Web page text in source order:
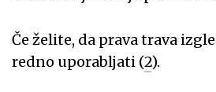
Če želite, da prava trava
redno uporabljati (2).